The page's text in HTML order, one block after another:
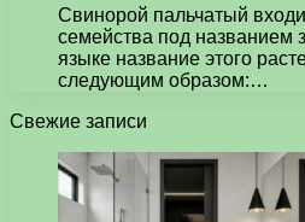
Свинорой пальчатый
семейства под названием
языке название этого
следующим образом:…
Свежие записи